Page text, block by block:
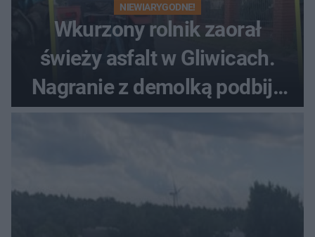
NIEWIARYGODNE!
Wkurzony rolnik zaorał
świeży asfalt w Gliwicach.
Nagranie z demolką podbija
sieć